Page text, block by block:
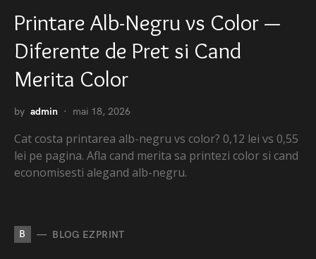
Printare Alb-Negru vs Color —
Diferente de Pret si Cand
Merita Color
by admin mai 18, 2026
Cat costa printarea alb-negru vs color? 0,12 lei vs 0,55
lei pe pagina. Afla cand merita sa printezi color si cand
economisesti alegand alb-negru.
B BLOG EZPRINT